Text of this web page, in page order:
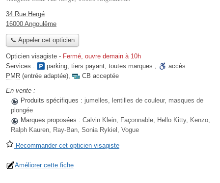
34 Rue Hergé
16000 Angoulême
📞 Appeler cet opticien
Opticien visagiste - Fermé, ouvre demain à 10h
Services :
parking, tiers payant, toutes marques ,
accès
PMR (entrée adaptée),
CB acceptée
En vente :
Produits spécifiques : jumelles, lentilles de couleur, masques de
plongée
Marques proposées : Calvin Klein, Façonnable, Hello Kitty, Kenzo,
Ralph Kauren, Ray-Ban, Sonia Rykiel, Vogue
Recommander cet opticien visagiste
Améliorer cette fiche